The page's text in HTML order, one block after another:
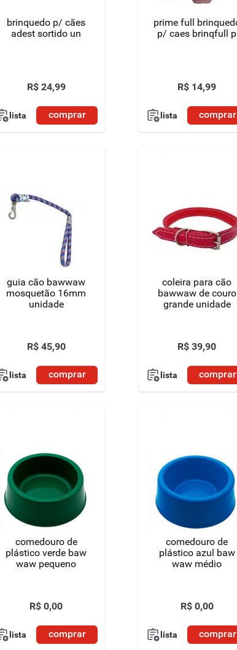
brinquedo p/ cães
adest sortido un
R$ 24,99
lista comprar
prime full brinquedo
p/ caes brinqfull p
R$ 14,99
lista comprar
guia cão bawwaw
mosquetão 16mm
unidade
R$ 45,90
lista comprar
coleira para cão
bawwaw de couro
grande unidade
R$ 39,90
lista comprar
comedouro de
plástico verde baw
waw pequeno
R$ 0,00
lista comprar
comedouro de
plástico azul baw
waw médio
R$ 0,00
lista comprar